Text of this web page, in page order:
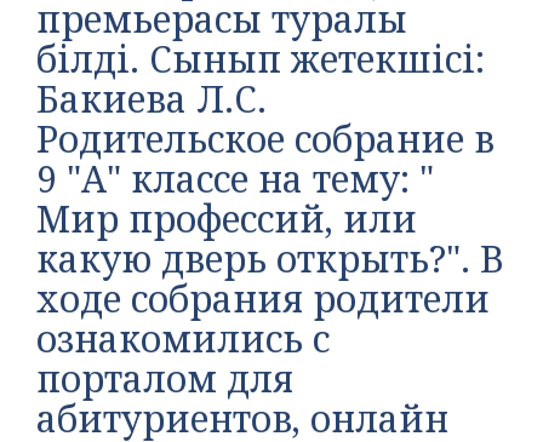
премьерасы туралы
білді. Сынып жетекшісі:
Бакиева Л.С.
Родительское собрание в
9 "А" классе на тему: "
Мир профессий, или
какую дверь открыть?". В
ходе собрания родители
ознакомились с
порталом для
абитуриентов, онлайн